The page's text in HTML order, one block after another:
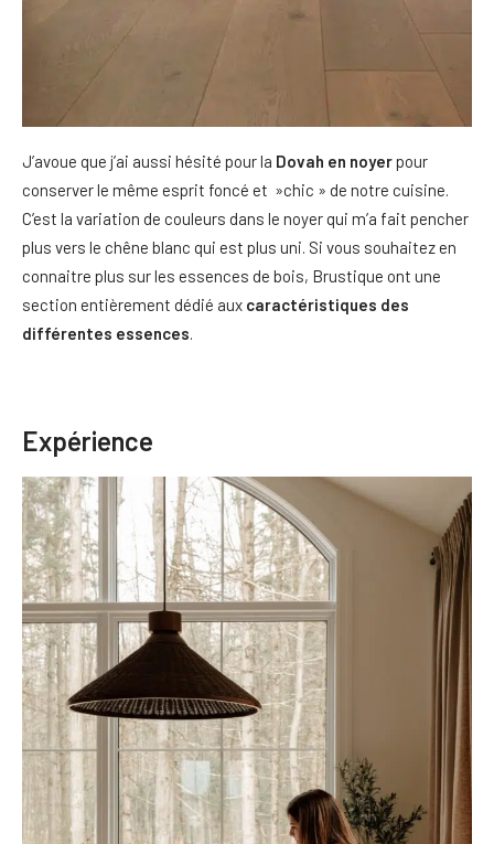
J’avoue que j’ai aussi hésité pour la Dovah en noyerpour
conserver le même esprit foncé et »chic » de notre cuisine.
C’est la variation de couleurs dans le noyer qui m’a fait pencher
plus vers le chêne blanc qui est plus uni. Si vous souhaitez en
connaitre plus sur les essences de bois, Brustique ont une
section entièrement dédié aux caractéristiques des
différentes essences.
Expérience